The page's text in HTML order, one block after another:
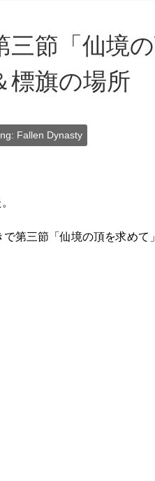
三節「仙境
標旗の場所
Fallen Dynasty
第三節「仙境の頂を求めて